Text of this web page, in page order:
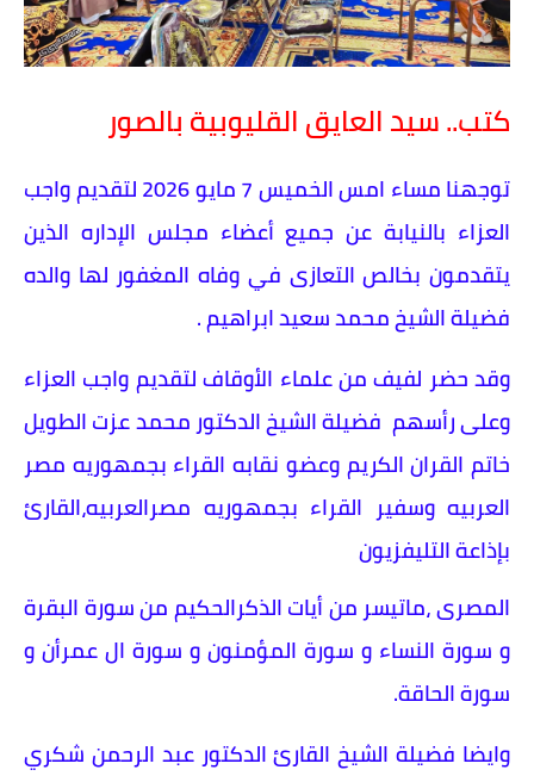
كتب.. سيد العايق القليوبية بالصور
توجهنا مساء امس الخميس 7 مايو 2026 لتقديم واجب
العزاء بالنيابة عن جميع أعضاء مجلس الإداره الذين
يتقدمون بخالص التعازى في وفاه المغفور لها والده
فضيلة الشيخ محمد سعيد ابراهيم .
وقد حضر لفيف من علماء الأوقاف لتقديم واجب العزاء
وعلى رأسهم فضيلة الشيخ الدكتور محمد عزت الطويل
خاتم القران الكريم وعضو نقابه القراء بجمهوريه مصر
العربيه وسفير القراء بجمهوريه مصرالعربيه،القارئ
بإذاعة التليفزيون
المصرى ،ماتيسر من أيات الذكرالحكيم من سورة البقرة
و سورة النساء و سورة المؤمنون و سورة ال عمرأن و
سورة الحاقة.
وايضا فضيلة الشيخ القارئ الدكتور عبد الرحمن شكري